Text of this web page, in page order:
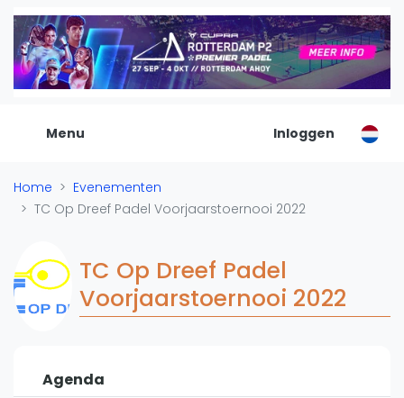
Menu
De Padel Gids
Alle padel locaties
Padelwinkels
Organisatie
Banenbouwers
Overige categorien
Padelscholen
Toevoegen data
Forum
Inloggen
Home
Evenementen
TC Op Dreef Padel Voorjaarstoernooi 2022
TC Op Dreef Padel
Voorjaarstoernooi 2022
Agenda